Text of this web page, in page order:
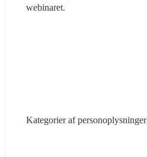
webinaret.
Kategorier af personoplysninger